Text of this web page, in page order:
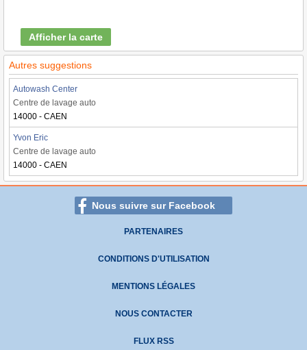
Afficher la carte
Autres suggestions
Autowash Center
Centre de lavage auto
14000 - CAEN
Yvon Eric
Centre de lavage auto
14000 - CAEN
Nous suivre sur Facebook
PARTENAIRES
CONDITIONS D'UTILISATION
MENTIONS LÉGALES
NOUS CONTACTER
FLUX RSS